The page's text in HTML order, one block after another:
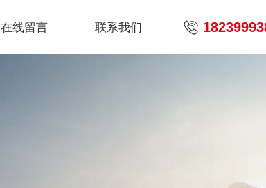
在线留言 联系我们